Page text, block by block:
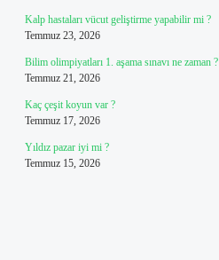
Kalp hastaları vücut geliştirme yapabilir mi ?
Temmuz 23, 2026
Bilim olimpiyatları 1. aşama sınavı ne zaman ?
Temmuz 21, 2026
Kaç çeşit koyun var ?
Temmuz 17, 2026
Yıldız pazar iyi mi ?
Temmuz 15, 2026